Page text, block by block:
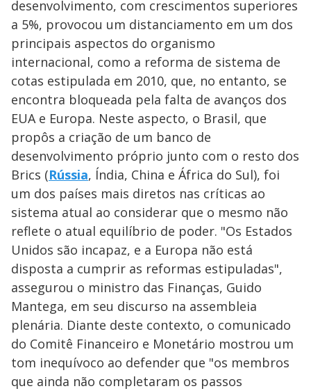
desenvolvimento, com crescimentos superiores
a 5%, provocou um distanciamento em um dos
principais aspectos do organismo
internacional, como a reforma de sistema de
cotas estipulada em 2010, que, no entanto, se
encontra bloqueada pela falta de avanços dos
EUA e Europa. Neste aspecto, o Brasil, que
propôs a criação de um banco de
desenvolvimento próprio junto com o resto dos
Brics (Rússia, Índia, China e África do Sul), foi
um dos países mais diretos nas críticas ao
sistema atual ao considerar que o mesmo não
reflete o atual equilíbrio de poder. "Os Estados
Unidos são incapaz, e a Europa não está
disposta a cumprir as reformas estipuladas",
assegurou o ministro das Finanças, Guido
Mantega, em seu discurso na assembleia
plenária. Diante deste contexto, o comunicado
do Comitê Financeiro e Monetário mostrou um
tom inequívoco ao defender que "os membros
que ainda não completaram os passos